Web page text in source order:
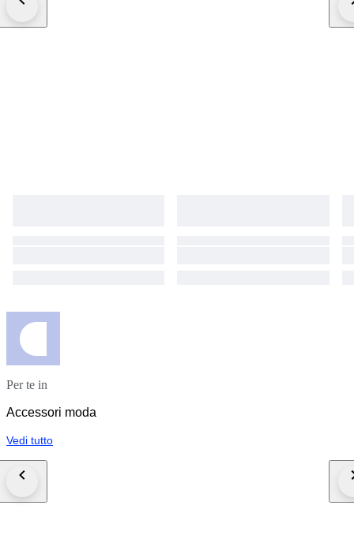
Per te in
Accessori moda
Vedi tutto